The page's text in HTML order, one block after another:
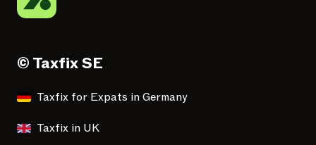
© Taxfix SE
Taxfix for Expats in Germany
Taxfix in UK